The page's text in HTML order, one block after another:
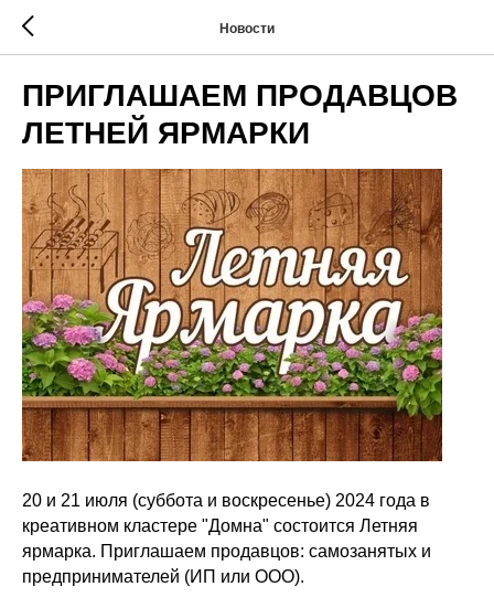
Новости
ПРИГЛАШАЕМ ПРОДАВЦОВ
ЛЕТНЕЙ ЯРМАРКИ
20 и 21 июля (суббота и воскресенье) 2024 года в
креативном кластере "Домна" состоится Летняя
ярмарка. Приглашаем продавцов: самозанятых и
предпринимателей (ИП или ООО).